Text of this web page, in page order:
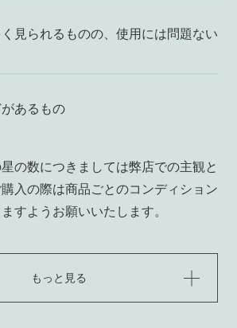
見られるものの、使用には問題ない
あるもの
の数につきましては弊店での主観と
入の際は商品ごとのコンディション
すようお願いいたします。
もっと見る